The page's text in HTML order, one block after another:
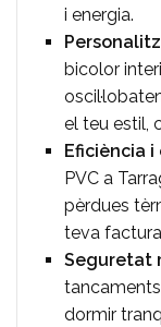
i energia.
bicolor
el teu estil,
Eficiència i
PVC a
pèrdues
teva
Seguretat
dormir